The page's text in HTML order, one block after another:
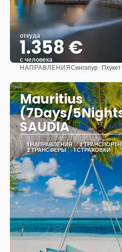
откуда
1.358 €
с человека
Видеть
НАПРАВЛЕНИЯСингапур · Пхукет
Mauritius
(7Days/
SAUDIA
1 НАПРАВЛЕНИЯ 2
2 ТРАНСФЕРЫ 1 СТРАХОВКИ